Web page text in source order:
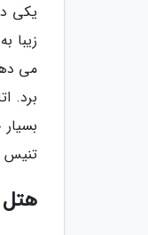
یکی
زیبا
می
برد.
تنیس
هتل